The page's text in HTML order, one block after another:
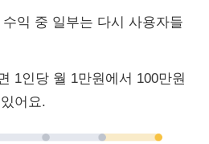
수익 중 일부는 다시 사용자들
1인당 월 1만원에서 100만원
어요.